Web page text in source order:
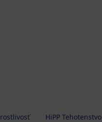
HiPP Tehotenstvo